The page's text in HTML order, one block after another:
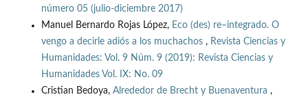
número 05 (julio-diciembre 2017)
Manuel Bernardo Rojas López, Eco (des) re–integrado. O
vengo a decirle adiós a los muchachos , Revista Ciencias y
Humanidades: Vol. 9 Núm. 9 (2019): Revista Ciencias y
Humanidades Vol. IX: No. 09
Cristian Bedoya, Alrededor de Brecht y Buenaventura ,